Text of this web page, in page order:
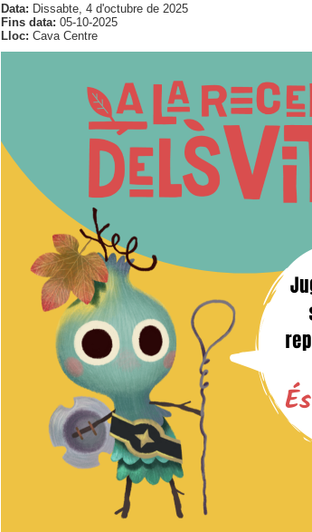
Data: Dissabte, 4 d'octubre de 2025
Fins data: 05-10-2025
Lloc: Cava Centre